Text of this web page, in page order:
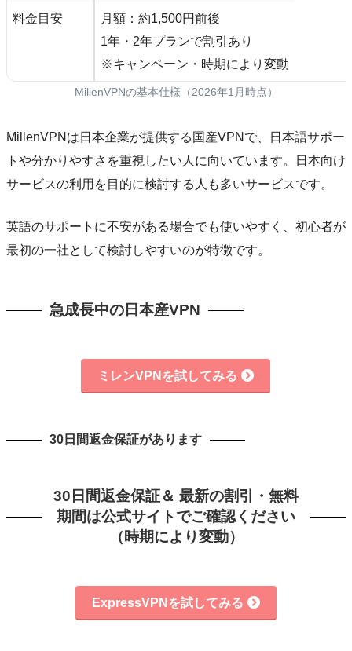
料金目安
月額：約1,500円前後
1年・2年プランで割引あり
※キャンペーン・時期により変動
MillenVPNの基本仕様（2026年1月時点）
MillenVPNは日本企業が提供する国産VPNで、日本語サポー
トや分かりやすさを重視したい人に向いています。日本向け
サービスの利用を目的に検討する人も多いサービスです。
英語のサポートに不安がある場合でも使いやすく、初心者が
最初の一社として検討しやすいのが特徴です。
急成長中の日本産VPN
ミレンVPNを試してみる
30日間返金保証があります
30日間返金保証＆ 最新の割引・無料
期間は公式サイトでご確認ください
（時期により変動）
ExpressVPNを試してみる